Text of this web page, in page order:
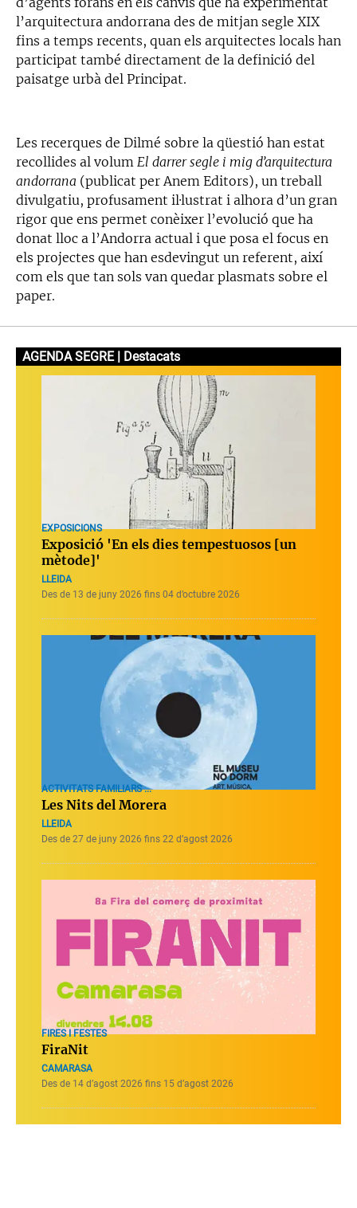
l’arquitectura andorrana des de mitjan segle XIX
fins a temps recents, quan els arquitectes locals han
participat també directament de la definició del
paisatge urbà del Principat.
Les recerques de Dilmé sobre la qüestió han estat
recollides al volum El darrer segle i mig d’arquitectura
andorrana (publicat per Anem Editors), un treball
divulgatiu, profusament il·lustrat i alhora d’un gran
rigor que ens permet conèixer l’evolució que ha
donat lloc a l’Andorra actual i que posa el focus en
els projectes que han esdevingut un referent, així
com els que tan sols van quedar plasmats sobre el
paper.
AGENDA SEGRE | Destacats
EXPOSICIONS
Exposició 'En els dies tempestuosos [un
mètode]'
LLEIDA
Des de 13 de juny 2026 fins 04 d’octubre 2026
ACTIVITATS FAMILIARS ...
Les Nits del Morera
LLEIDA
Des de 27 de juny 2026 fins 22 d’agost 2026
FIRES I FESTES
FiraNit
CAMARASA
Des de 14 d’agost 2026 fins 15 d’agost 2026